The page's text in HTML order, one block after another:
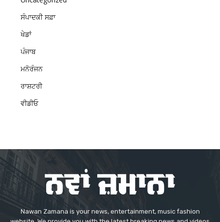
ਸੰਪਾਦਕੀ ਸਫ਼ਾ
ਖੇਡਾਂ
ਪੰਜਾਬ
ਮਨੋਰੰਜਨ
ਰਾਸ਼ਟਰੀ
ਵੀਡੀਓ
Nawan Zamana is your news, entertainment, music fashion